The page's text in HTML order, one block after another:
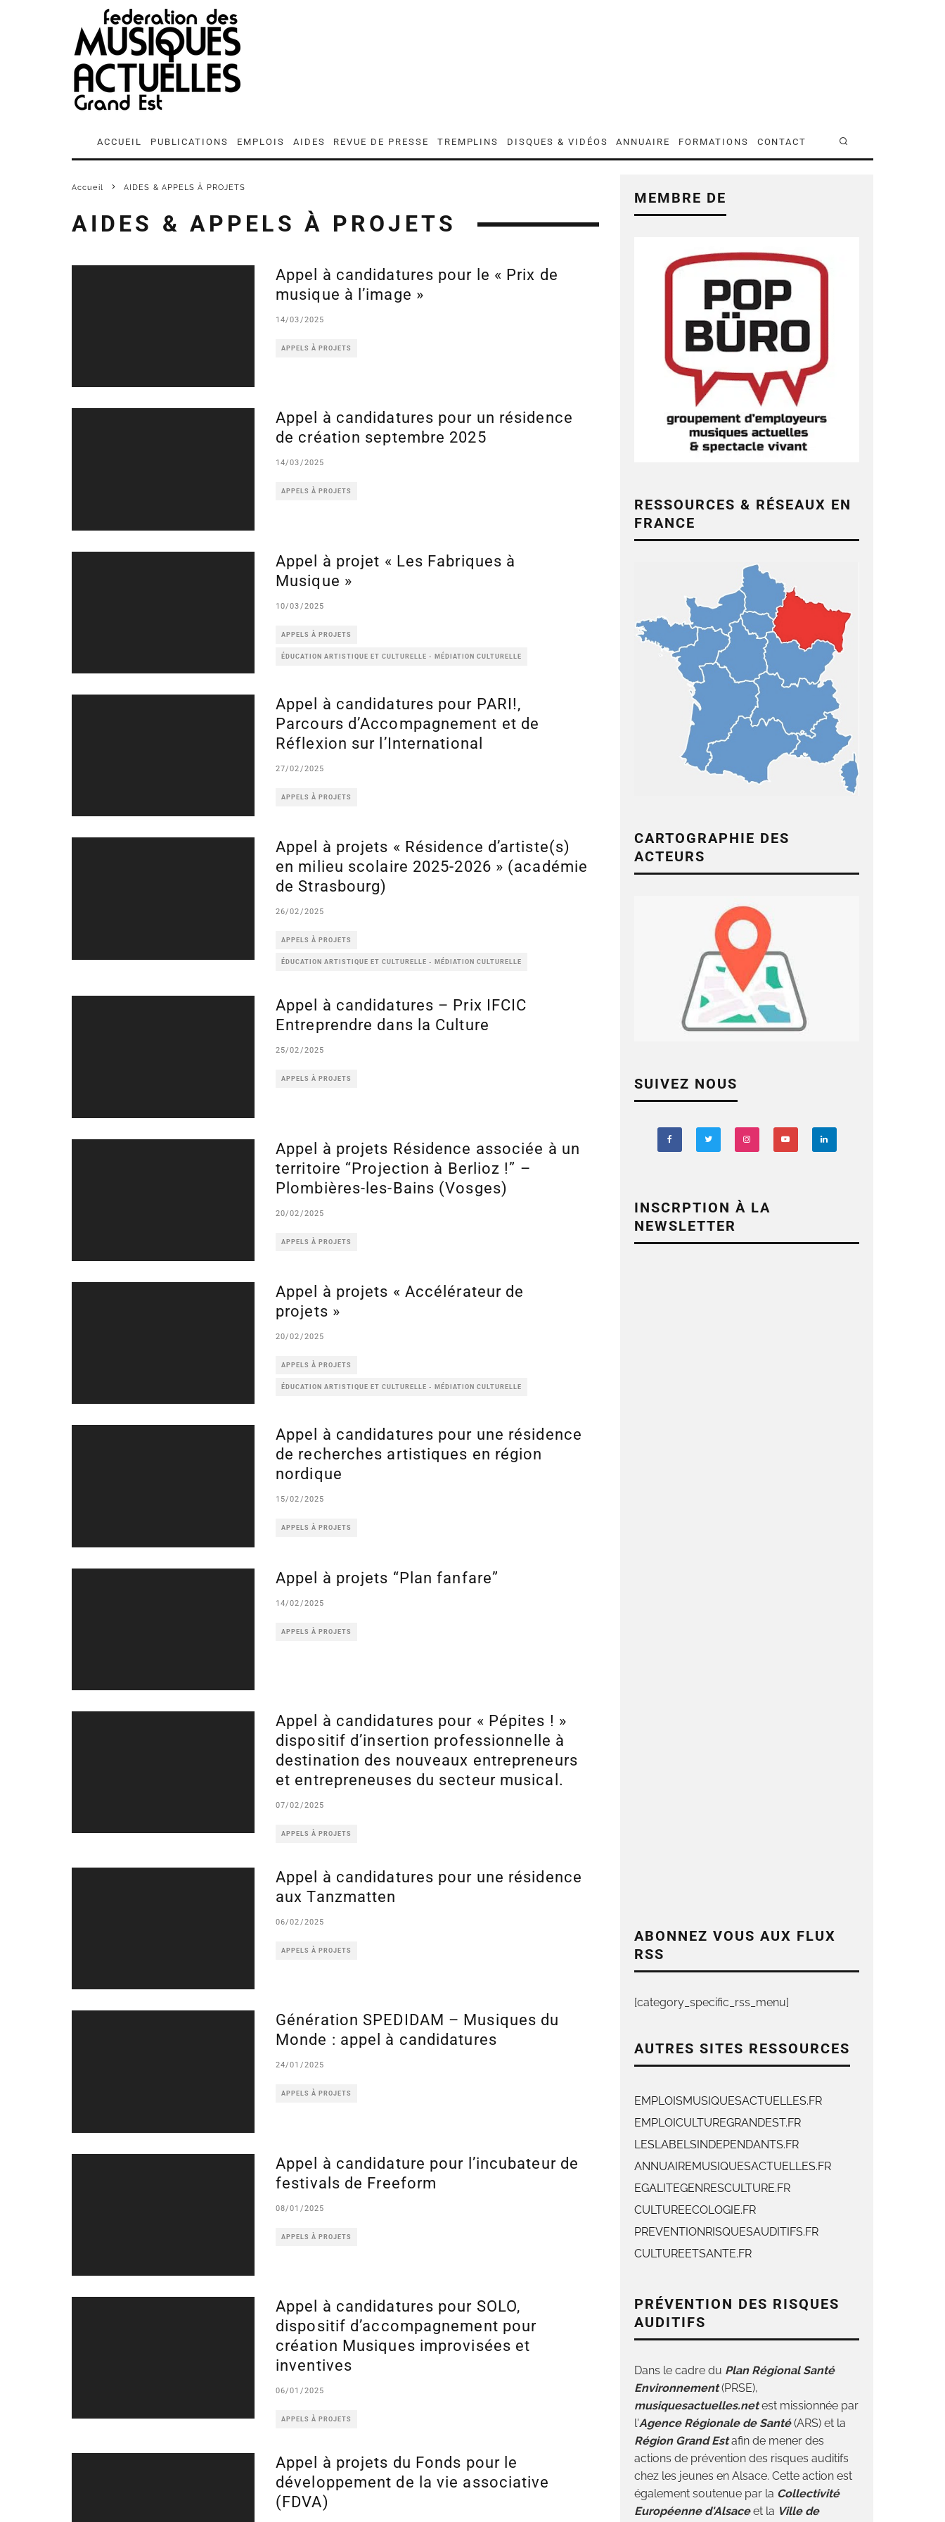
ACCUEIL PUBLICATIONS EMPLOIS AIDES REVUE DE PRESSE TREMPLINS DISQUES & VIDÉOS ANNUAIRE FORMATIONS CONTACT
Accueil AIDES & APPELS À PROJETS
AIDES & APPELS À PROJETS
Appel à candidatures pour le « Prix de
musique à l’image »
14/03/2025
APPELS À PROJETS
Appel à candidatures pour un résidence
de création septembre 2025
14/03/2025
APPELS À PROJETS
Appel à projet « Les Fabriques à
Musique »
10/03/2025
APPELS À PROJETS
ÉDUCATION ARTISTIQUE ET CULTURELLE - MÉDIATION CULTURELLE
Appel à candidatures pour PARI!,
Parcours d’Accompagnement et de
Réflexion sur l’International
27/02/2025
APPELS À PROJETS
Appel à projets « Résidence d’artiste(s)
en milieu scolaire 2025-2026 » (académie
de Strasbourg)
26/02/2025
APPELS À PROJETS
ÉDUCATION ARTISTIQUE ET CULTURELLE - MÉDIATION CULTURELLE
Appel à candidatures – Prix IFCIC
Entreprendre dans la Culture
25/02/2025
APPELS À PROJETS
Appel à projets Résidence associée à un
territoire “Projection à Berlioz !” –
Plombières-les-Bains (Vosges)
20/02/2025
APPELS À PROJETS
Appel à projets « Accélérateur de
projets »
20/02/2025
APPELS À PROJETS
ÉDUCATION ARTISTIQUE ET CULTURELLE - MÉDIATION CULTURELLE
Appel à candidatures pour une résidence
de recherches artistiques en région
nordique
15/02/2025
APPELS À PROJETS
Appel à projets “Plan fanfare”
14/02/2025
APPELS À PROJETS
Appel à candidatures pour « Pépites ! »
dispositif d’insertion professionnelle à
destination des nouveaux entrepreneurs
et entrepreneuses du secteur musical.
07/02/2025
APPELS À PROJETS
Appel à candidatures pour une résidence
aux Tanzmatten
06/02/2025
APPELS À PROJETS
Génération SPEDIDAM – Musiques du
Monde : appel à candidatures
24/01/2025
APPELS À PROJETS
Appel à candidature pour l’incubateur de
festivals de Freeform
08/01/2025
APPELS À PROJETS
Appel à candidatures pour SOLO,
dispositif d’accompagnement pour
création Musiques improvisées et
inventives
06/01/2025
APPELS À PROJETS
Appel à projets du Fonds pour le
développement de la vie associative
(FDVA)
MEMBRE DE
RESSOURCES & RÉSEAUX EN
FRANCE
CARTOGRAPHIE DES
ACTEURS
SUIVEZ NOUS
INSCRPTION À LA
NEWSLETTER
ABONNEZ VOUS AUX FLUX
RSS
[category_specific_rss_menu]
AUTRES SITES RESSOURCES
EMPLOISMUSIQUESACTUELLES.FR
EMPLOICULTUREGRANDEST.FR
LESLABELSINDEPENDANTS.FR
ANNUAIREMUSIQUESACTUELLES.FR
EGALITEGENRESCULTURE.FR
CULTUREECOLOGIE.FR
PREVENTIONRISQUESAUDITIFS.FR
CULTUREETSANTE.FR
PRÉVENTION DES RISQUES
AUDITIFS
Dans le cadre du Plan Régional Santé
Environnement (PRSE),
musiquesactuelles.netest missionnée par
l'Agence Régionale de Santé (ARS) et la
Région Grand Estafin de mener des
actions de prévention des risques auditifs
chez les jeunes en Alsace. Cette action est
également soutenue par la Collectivité
Européenne d'Alsaceet la Ville de